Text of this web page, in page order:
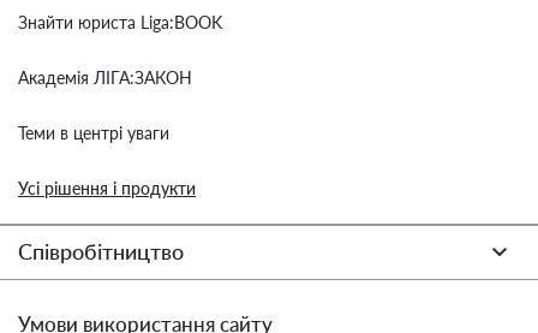
Знайти юриста Liga:BOOK
Академія ЛІГА:ЗАКОН
Теми в центрі уваги
Усі рішення і продукти
Співробітництво
Умови використання сайту